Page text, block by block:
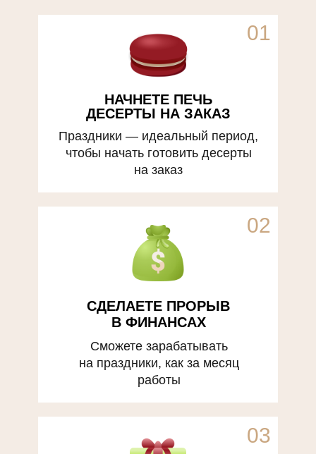
НАЧНЕТЕ ПЕЧЬ
ДЕСЕРТЫ НА ЗАКАЗ
Праздники — идеальный период,
чтобы начать готовить десерты
на заказ
СДЕЛАЕТЕ ПРОРЫВ
В ФИНАНСАХ
Сможете зарабатывать
на праздники, как за месяц
работы
01
02
03